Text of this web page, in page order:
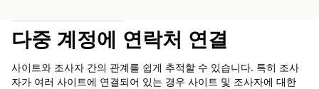
다중 계정에 연락처 연결
사이트와 조사자 간의 관계를 쉽게 추적할 수 있습니다. 특히 조사
자가 여러 사이트에 연결되어 있는 경우 사이트 및 조사자에 대한